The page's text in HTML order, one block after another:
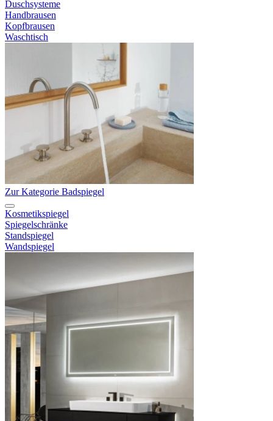
Duschsysteme
Handbrausen
Kopfbrausen
Waschtisch
Zur Kategorie Badspiegel
Kosmetikspiegel
Spiegelschränke
Standspiegel
Wandspiegel